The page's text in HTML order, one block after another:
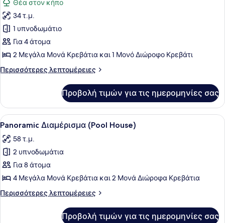
των
φωτογραφιών
για
Στούντιο-
Σουίτα
Θέα στον κήπο
34 τ.μ.
1 υπνοδωμάτιο
Για 4 άτομα
2 Μεγάλα Μονά Κρεβάτια και 1 Μονό Διώροφο Κρεβάτι
Περισσότερες λεπτομέρειες
Περισσότερες
Σουίτα
Προβολή τιμών για τις ημερομηνίες σας
Προβολή
όλων
των
φωτογραφιών
για
Panoramic
Διαμέρισμα
(Pool
Ένα δωμάτιο ξενοδοχείου με δύο
8
Panoramic Διαμέρισμα (Pool House)
58 τ.μ.
2 υπνοδωμάτια
Για 8 άτομα
4 Μεγάλα Μονά Κρεβάτια και 2 Μονά Διώροφα Κρεβάτια
Περισσότερες λεπτομέρειες
Περισσότερες
Προβολή τιμών για τις ημερομηνίες σας